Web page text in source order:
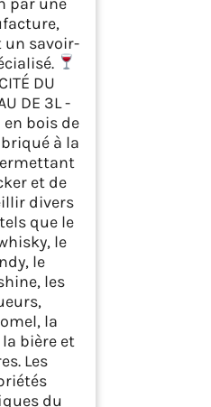
savoir-
DU
DE 3L -
en bois de
à la
et de
divers
que le
le
le
les
la
bière et
Les
du